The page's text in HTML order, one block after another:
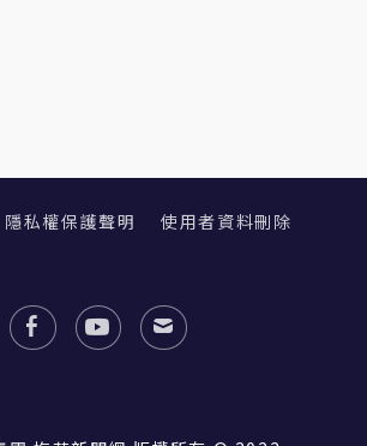
隱私權保護聲明 使用者資料刪除